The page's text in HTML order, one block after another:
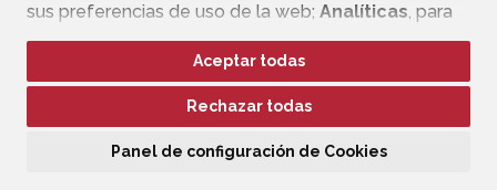
sus preferencias de uso de la web; Analíticas, para
mejorar el funcionamiento de la web y sus servicios.
Si acepta pulsando el botón“Aceptar todas”
consideramos que acepta su uso. Si pulsa el botón
ninguna acción, se guardarán las cookies técnicas
Aceptar todas
Rechazar todas
Panel de configuración de Cookies